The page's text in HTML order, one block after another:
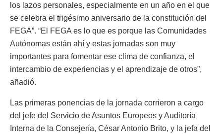
los lazos personales, especialmente en un año en el que
se celebra el trigésimo aniversario de la constitución del
FEGA”. “El FEGA es lo que es porque las Comunidades
Autónomas están ahí y estas jornadas son muy
importantes para fomentar ese clima de confianza, el
intercambio de experiencias y el aprendizaje de otros”,
añadió.
Las primeras ponencias de la jornada corrieron a cargo
del jefe del Servicio de Asuntos Europeos y Auditoría
Interna de la Consejería, César Antonio Brito, y la jefa del